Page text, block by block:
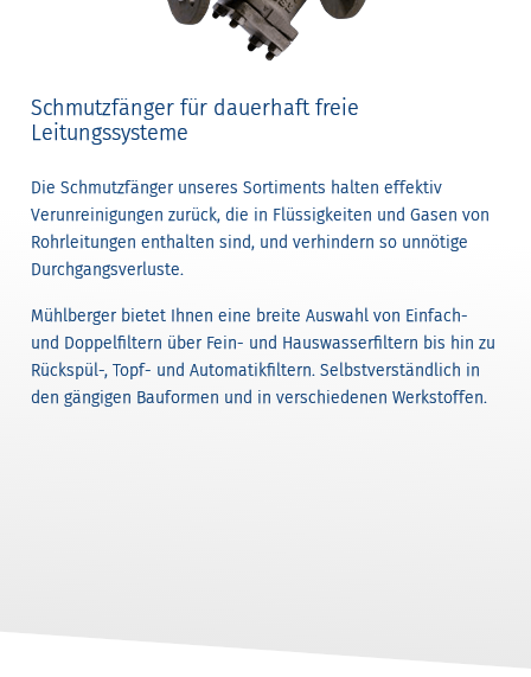
Schmutzfänger für dauerhaft freie
Leitungssysteme
Die Schmutzfänger unseres Sortiments halten effektiv
Verunreinigungen zurück, die in Flüssigkeiten und Gasen von
Rohrleitungen enthalten sind, und verhindern so unnötige
Durchgangsverluste.
Mühlberger bietet Ihnen eine breite Auswahl von Einfach-
und Doppelfiltern über Fein- und Hauswasserfiltern bis hin zu
Rückspül-, Topf- und Automatikfiltern. Selbstverständlich in
den gängigen Bauformen und in verschiedenen Werkstoffen.